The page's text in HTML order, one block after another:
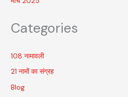
Categories
108 नामावली
21 नामों का संग्रह
Blog